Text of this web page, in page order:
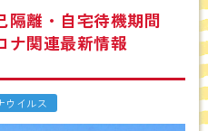
隔離・自宅待機期間
ナ関連最新情報
ウイルス